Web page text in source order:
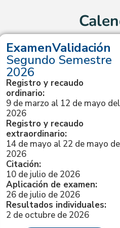
ExamenValidación
Segundo Semestre
2026
Registro y recaudo
ordinario:
9 de marzo al 12 de mayo del
2026
Registro y recaudo
extraordinario:
14 de mayo al 22 de mayo de
2026
Citación:
10 de julio de 2026
Aplicación de examen:
26 de julio de 2026
Resultados individuales:
2 de octubre de 2026